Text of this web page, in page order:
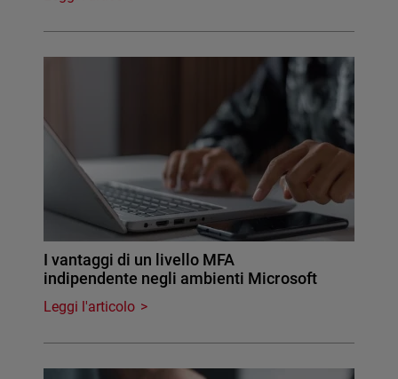
I vantaggi di un livello MFA
indipendente negli ambienti Microsoft
Leggi l'articolo